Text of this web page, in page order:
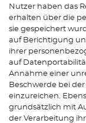
Nutzer haben das
erhalten über die
sie gespeichert
auf Berichtigung
ihrer
auf
Annahme einer
Beschwerde bei
einzureichen.
grundsätzlich mit
der Verarbeitung